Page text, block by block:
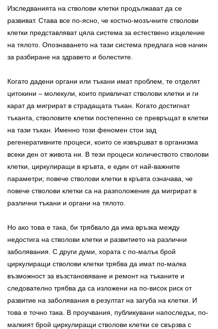
Изследванията на стволови клетки продължават да се
развиват. Става все по-ясно, че костно-мозъчните стволови
клетки представляват цяла система за естествено изцеление
на тялото. Опознаването на тази система предлага нов начин
за разбиране на здравето и болестите.
Когато дадени органи или тъкани имат проблем, те отделят
цитокини – молекули, които привличат стволови клетки и ги
карат да мигрират в страдащата тъкан. Когато достигнат
тъканта, стволовите клетки постепенно се превръщат в клетки
на тази тъкан. Именно този феномен стои зад
регенеративните процеси, които се извършват в организма
всеки ден от живота ни. В тези процеси количеството стволови
клетки, циркулиращи в кръвта, е един от най-важните
параметри; повече стволови клетки в кръвта означава, че
повече стволови клетки са на разположение да мигрират в
различни тъкани и органи на тялото.
Но ако това е така, би трябвало да има връзка между
недостига на стволови клетки и развитието на различни
заболявания. С други думи, хората с по-малък брой
циркулиращи стволови клетки трябва да имат по-малка
възможност за възстановяване и ремонт на тъканите и
следователно трябва да са изложени на по-висок риск от
развитие на заболявания в резултат на загуба на клетки. И
това е точно така. В проучвания, публикувани напоследък, по-
малкият брой циркулиращи стволови клетки се свързва с